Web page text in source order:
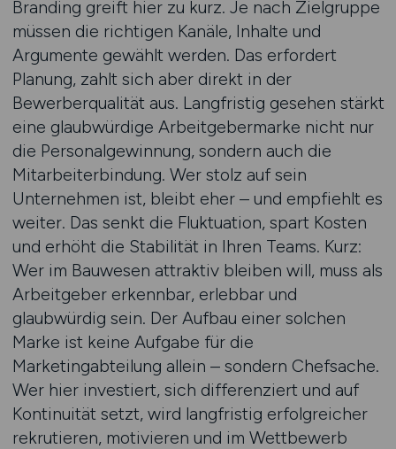
Branding greift hier zu kurz. Je nach Zielgruppe
müssen die richtigen Kanäle, Inhalte und
Argumente gewählt werden. Das erfordert
Planung, zahlt sich aber direkt in der
Bewerberqualität aus. Langfristig gesehen stärkt
eine glaubwürdige Arbeitgebermarke nicht nur
die Personalgewinnung, sondern auch die
Mitarbeiterbindung. Wer stolz auf sein
Unternehmen ist, bleibt eher – und empfiehlt es
weiter. Das senkt die Fluktuation, spart Kosten
und erhöht die Stabilität in Ihren Teams. Kurz:
Wer im Bauwesen attraktiv bleiben will, muss als
Arbeitgeber erkennbar, erlebbar und
glaubwürdig sein. Der Aufbau einer solchen
Marke ist keine Aufgabe für die
Marketingabteilung allein – sondern Chefsache.
Wer hier investiert, sich differenziert und auf
Kontinuität setzt, wird langfristig erfolgreicher
rekrutieren, motivieren und im Wettbewerb